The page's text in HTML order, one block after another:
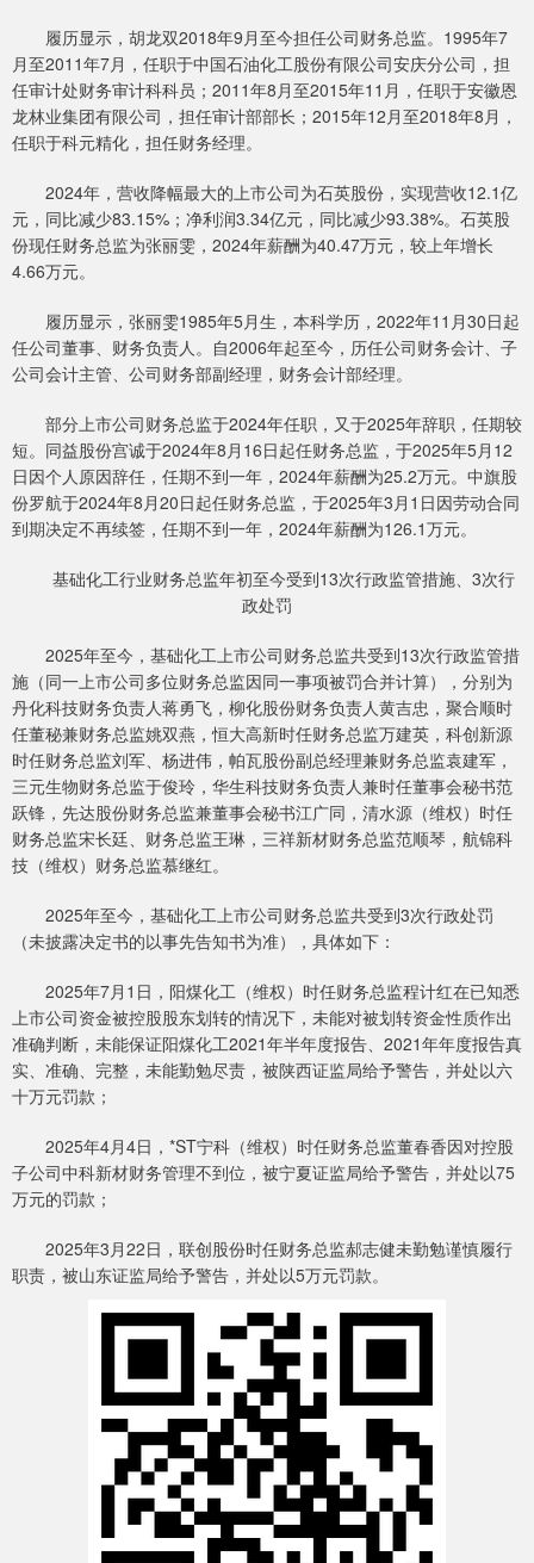
履历显示，胡龙双2018年9月至今担任公司财务总监。1995年7
月至2011年7月，任职于中国石油化工股份有限公司安庆分公司，担
任审计处财务审计科科员；2011年8月至2015年11月，任职于安徽恩
龙林业集团有限公司，担任审计部部长；2015年12月至2018年8月，
任职于科元精化，担任财务经理。
2024年，营收降幅最大的上市公司为石英股份，实现营收12.1亿
元，同比减少83.15%；净利润3.34亿元，同比减少93.38%。石英股
份现任财务总监为张丽雯，2024年薪酬为40.47万元，较上年增长
4.66万元。
履历显示，张丽雯1985年5月生，本科学历，2022年11月30日起
任公司董事、财务负责人。自2006年起至今，历任公司财务会计、子
公司会计主管、公司财务部副经理，财务会计部经理。
部分上市公司财务总监于2024年任职，又于2025年辞职，任期较
短。同益股份宫诚于2024年8月16日起任财务总监，于2025年5月12
日因个人原因辞任，任期不到一年，2024年薪酬为25.2万元。中旗股
份罗航于2024年8月20日起任财务总监，于2025年3月1日因劳动合同
到期决定不再续签，任期不到一年，2024年薪酬为126.1万元。
基础化工行业财务总监年初至今受到13次行政监管措施、3次行
政处罚
2025年至今，基础化工上市公司财务总监共受到13次行政监管措
施（同一上市公司多位财务总监因同一事项被罚合并计算），分别为
丹化科技财务负责人蒋勇飞，柳化股份财务负责人黄吉忠，聚合顺时
任董秘兼财务总监姚双燕，恒大高新时任财务总监万建英，科创新源
时任财务总监刘军、杨进伟，帕瓦股份副总经理兼财务总监袁建军，
三元生物财务总监于俊玲，华生科技财务负责人兼时任董事会秘书范
跃锋，先达股份财务总监兼董事会秘书江广同，清水源（维权）时任
财务总监宋长廷、财务总监王琳，三祥新材财务总监范顺琴，航锦科
技（维权）财务总监慕继红。
2025年至今，基础化工上市公司财务总监共受到3次行政处罚
（未披露决定书的以事先告知书为准），具体如下：
2025年7月1日，阳煤化工（维权）时任财务总监程计红在已知悉
上市公司资金被控股股东划转的情况下，未能对被划转资金性质作出
准确判断，未能保证阳煤化工2021年半年度报告、2021年年度报告真
实、准确、完整，未能勤勉尽责，被陕西证监局给予警告，并处以六
十万元罚款；
2025年4月4日，*ST宁科（维权）时任财务总监董春香因对控股
子公司中科新材财务管理不到位，被宁夏证监局给予警告，并处以75
万元的罚款；
2025年3月22日，联创股份时任财务总监郝志健未勤勉谨慎履行
职责，被山东证监局给予警告，并处以5万元罚款。